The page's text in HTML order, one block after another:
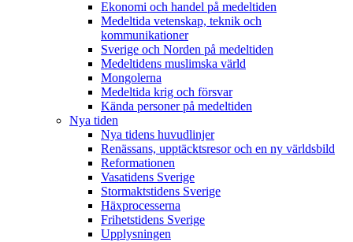
Ekonomi och handel på medeltiden
Medeltida vetenskap, teknik och
kommunikationer
Sverige och Norden på medeltiden
Medeltidens muslimska värld
Mongolerna
Medeltida krig och försvar
Kända personer på medeltiden
Nya tiden
Nya tidens huvudlinjer
Renässans, upptäcktsresor och en ny världsbild
Reformationen
Vasatidens Sverige
Stormaktstidens Sverige
Häxprocesserna
Frihetstidens Sverige
Upplysningen